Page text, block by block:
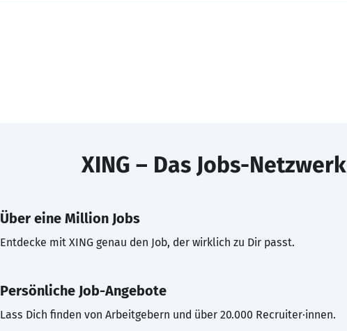
XING – Das Jobs-Netzwerk
Über eine Million Jobs
Entdecke mit XING genau den Job, der wirklich zu Dir passt.
Persönliche Job-Angebote
Lass Dich finden von Arbeitgebern und über 20.000 Recruiter·innen.